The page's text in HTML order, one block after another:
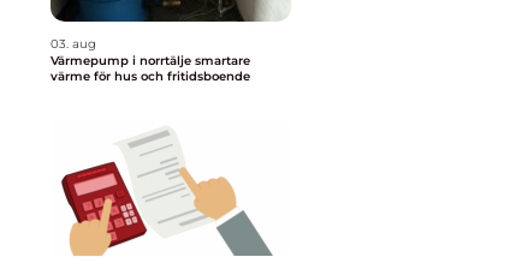
03. aug
Värmepump i norrtälje smartare
värme för hus och fritidsboende